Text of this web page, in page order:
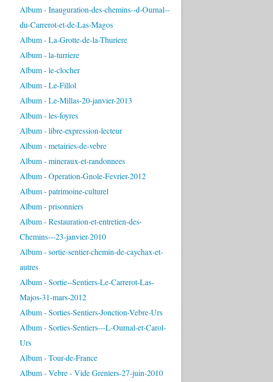
Album - Inauguration-des-chemins--d-Ournal--
du-Carrerot-et-de-Las-Magos
Album - La-Grotte-de-la-Thuriere
Album - la-turriere
Album - le-clocher
Album - Le-Fillol
Album - Le-Millas-20-janvier-2013
Album - les-foyres
Album - libre-expression-lecteur
Album - metairies-de-vebre
Album - mineraux-et-randonnees
Album - Operation-Gnole-Fevrier-2012
Album - patrimoine-culturel
Album - prisonniers
Album - Restauration-et-entretien-des-
Chemins---23-janvier-2010
Album - sortie-sentier-chemin-de-caychax-et-
autres
Album - Sortie--Sentiers-Le-Carrerot-Las-
Majos-31-mars-2012
Album - Sorties-Sentiers-Jonction-Vebre-Urs
Album - Sorties-Sentiers---L-Ournal-et-Carol-
Urs
Album - Tour-de-France
Album - Vebre - Vide Greniers-27-juin-2010